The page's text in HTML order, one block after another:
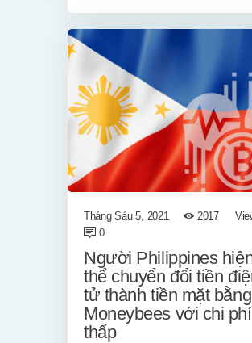
Tháng Sáu 5, 2021 2017
0
Người Philippines
thể chuyển đổi tiền
tử thành tiền mặt bằng
Moneybees với chi phí
thấp